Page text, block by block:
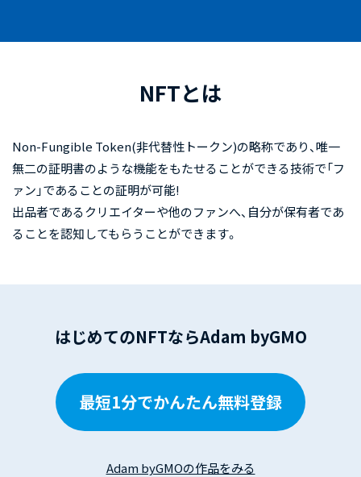
NFTとは
Non-Fungible Token(非代替性トークン)の略称であり、唯一
無二の証明書のような機能をもたせることができる技術で「フ
ァン」であることの証明が可能!
出品者であるクリエイターや他のファンへ、自分が保有者であ
ることを認知してもらうことができます。
はじめてのNFTならAdam byGMO
最短1分でかんたん無料登録
Adam byGMOの作品をみる